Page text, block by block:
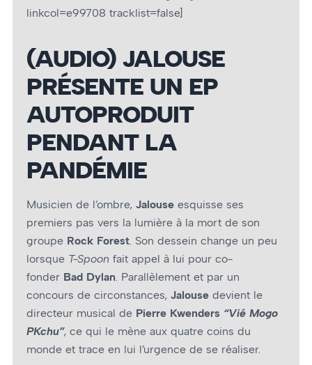
linkcol=e99708 tracklist=false]
(AUDIO) JALOUSE
PRÉSENTE UN EP
AUTOPRODUIT
PENDANT LA
PANDÉMIE
Musicien de l’ombre, Jalouse esquisse ses
premiers pas vers la lumière à la mort de son
groupe Rock Forest . Son dessein change un peu
lorsque T-Spoon fait appel à lui pour co-
fonder Bad Dylan . Parallèlement et par un
concours de circonstances, Jalouse devient le
directeur musical de Pierre Kwenders “Vié Mogo
PKchu”, ce qui le mène aux quatre coins du
monde et trace en lui l’urgence de se réaliser.